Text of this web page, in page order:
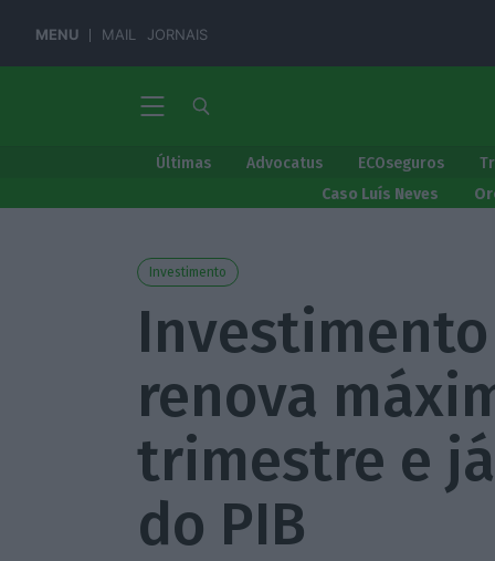
MENU MAIL JORNAIS
Últimas Advocatus ECOseguros
Caso Luís Neves
Investimento
renova
trimestre e
do PIB